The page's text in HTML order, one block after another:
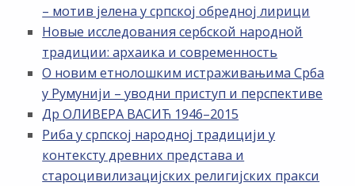
– мотив јелена у српској обредној лирици
Новые исследования сербской народной
традиции: архаика и современность
О новим етнолошким истраживањима Срба
у Румунији – уводни приступ и перспективе
Др ОЛИВЕРА ВАСИЋ 1946–2015
Риба у српској народној традицији у
контексту древних представа и
староцивилизацијских религијских пракси